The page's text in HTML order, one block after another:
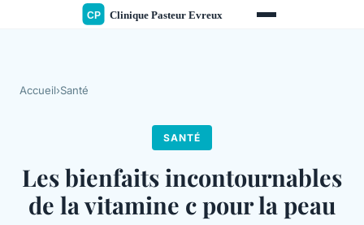
Accueil›Santé
SANTÉ
Les bienfaits incontournables
de la vitamine c pour la peau